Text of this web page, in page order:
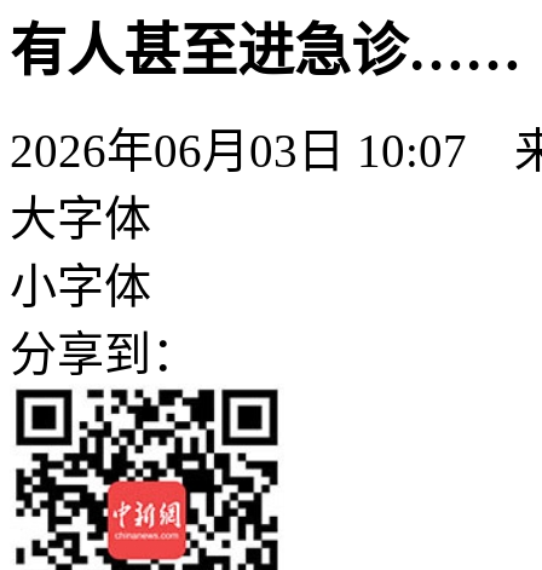
有人甚至进急诊……
2026年06月03日 10:07
大字体
小字体
分享到：